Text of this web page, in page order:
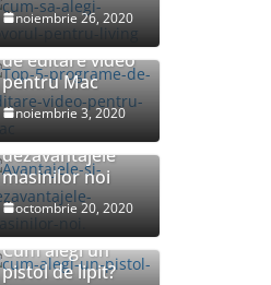
noiembrie 26, 2020
Top 5 programe
de editare video
pentru Mac
noiembrie 3, 2020
Avantajele si
dezavantajele
masinilor noi
octombrie 20, 2020
Cum alegi un
pistol de lipit?